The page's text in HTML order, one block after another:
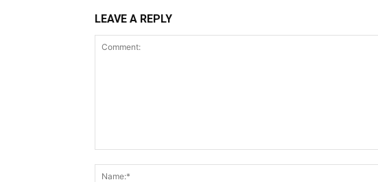
LEAVE A REPLY